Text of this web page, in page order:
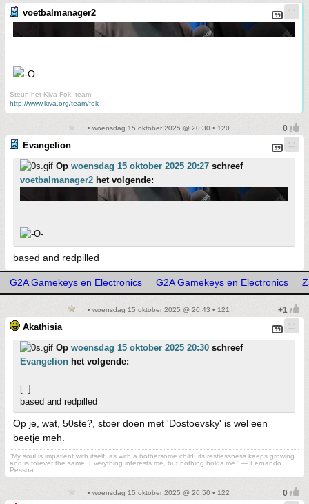
voetbalmanager2
Steun het Kiva Fok! team!
http://www.kiva.org/team/fok
• woensdag 15 oktober 2025 @ 20:30 • 120
Evangelion
Op woensdag 15 oktober 2025 20:27 schreef
voetbalmanager2 het volgende:
based and redpilled
G2A Gamekeys en Electronics G2A Gamekeys en Electronics
• woensdag 15 oktober 2025 @ 20:43 • 121
Akathisia
Op woensdag 15 oktober 2025 20:30 schreef
Evangelion het volgende:
[..]
based and redpilled
Op je, wat, 50ste?, stoer doen met 'Dostoevsky' is wel een
beetje meh.
“My soul is impatient with itself, as with a bothersome child; its restlessness keeps growing
and is forever the same. Everything interests me, but nothing holds me.” ― Fernando
Pessoa
• woensdag 15 oktober 2025 @ 20:50 • 122